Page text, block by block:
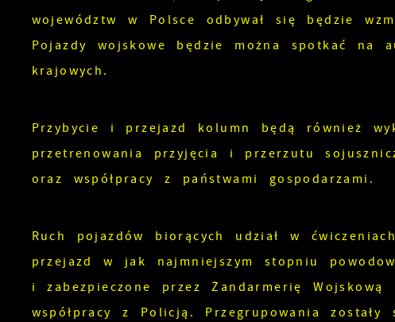
województw w Polsce odbywał się będzie
Pojazdy wojskowe będzie można spotkać na
krajowych.
Przybycie i przejazd kolumn będą również
przetrenowania przyjęcia i przerzutu
oraz współpracy z państwami gospodarzami.
Ruch pojazdów biorących udział w
przejazd w jak najmniejszym stopniu
i zabezpieczone przez Żandarmerię
współpracy z Policją. Przegrupowania zostały